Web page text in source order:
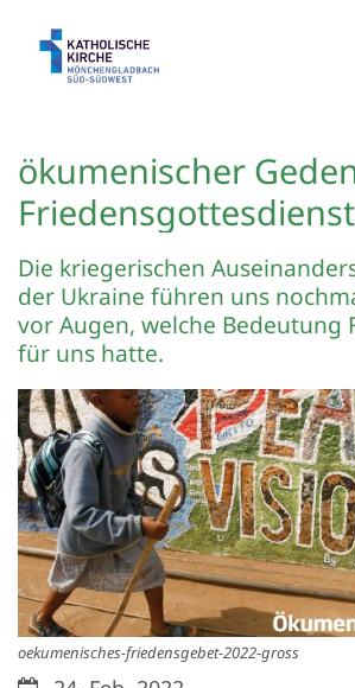
ökumenischer
Friedensgottesdienst
Die kriegerischen
der Ukraine führen uns
vor Augen, welche Bedeutung
für uns hatte.
oekumenisches-friedensgebet-2022-gross